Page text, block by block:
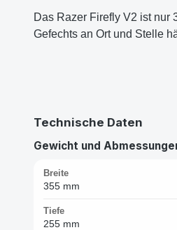
Das Razer Firefly V2 ist nur
Gefechts an Ort und Stelle
Technische Daten
Gewicht und
Breite
355 mm
Tiefe
255 mm